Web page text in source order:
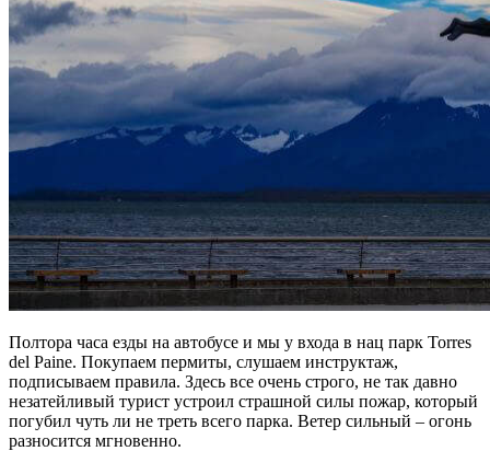
Полтора часа езды на автобусе и мы у входа в нац парк Torres
del Paine. Покупаем пермиты, слушаем инструктаж,
подписываем правила. Здесь все очень строго, не так давно
незатейливый турист устроил страшной силы пожар, который
погубил чуть ли не треть всего парка. Ветер сильный – огонь
разносится мгновенно.